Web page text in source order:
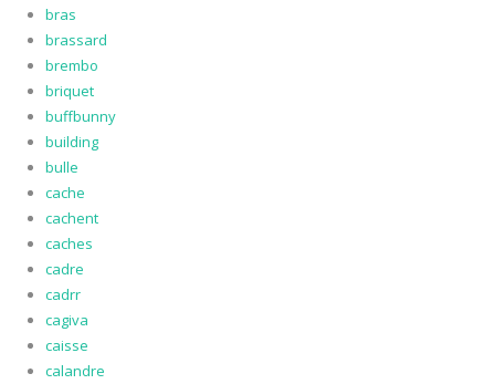
bras
brassard
brembo
briquet
buffbunny
building
bulle
cache
cachent
caches
cadre
cadrr
cagiva
caisse
calandre